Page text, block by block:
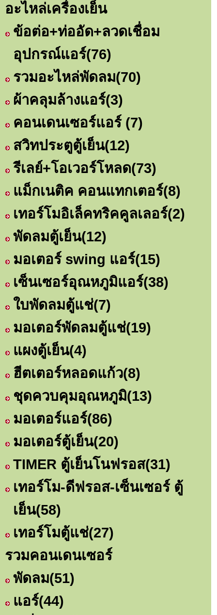
อะไหล่เครื่องเย็น
ข้อต่อ+ท่ออัด+ลวดเชื่อม
อุปกรณ์แอร์(76)
รวมอะไหล่พัดลม(70)
ผ้าคลุมล้างแอร์(3)
คอนเดนเซอร์แอร์ (7)
สวิทประตูตู้เย็น(12)
รีเลย์+โอเวอร์โหลด(73)
แม็กเนติค คอนแทกเตอร์(8)
เทอร์โมอิเล็คทริคคูลเลอร์(2)
พัดลมตู้เย็น(12)
มอเตอร์ swing แอร์(15)
เซ็นเซอร์อุณหภูมิแอร์(38)
ใบพัดลมตู้แช่(7)
มอเตอร์พัดลมตู้แช่(19)
แผงตู้เย็น(4)
ฮีตเตอร์หลอดแก้ว(8)
ชุดควบคุมอุณหภูมิ(13)
มอเตอร์แอร์(86)
มอเตอร์ตู้เย็น(20)
TIMER ตู้เย็นโนฟรอส(31)
เทอร์โม-ดีฟรอส-เซ็นเซอร์ ตู้
เย็น(58)
เทอร์โมตู้แช่(27)
รวมคอนเดนเซอร์
พัดลม(51)
แอร์(44)